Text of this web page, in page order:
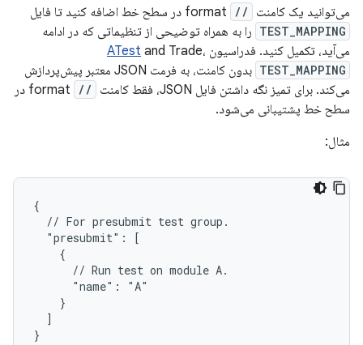
می‌توانید یک کامنت //
TEST_MAPPING را به همراه توضیحی از تنظیماتی که در ادامه
می‌آید، تکمیل کنید. فدراسیون
ATest and Trade،
TEST_MAPPING
بدون کامنت، به فرمت JSON معتبر پیش‌پردازش
می‌کند. برای تمیز نگه داشتن فایل JSON، فقط کامنت
//
format در
سطح خط پشتیبانی می‌شود.
مثال:
{
  // For presubmit test group.
  "presubmit": [
    {
      // Run test on module A.
      "name": "A"
    }
  ]